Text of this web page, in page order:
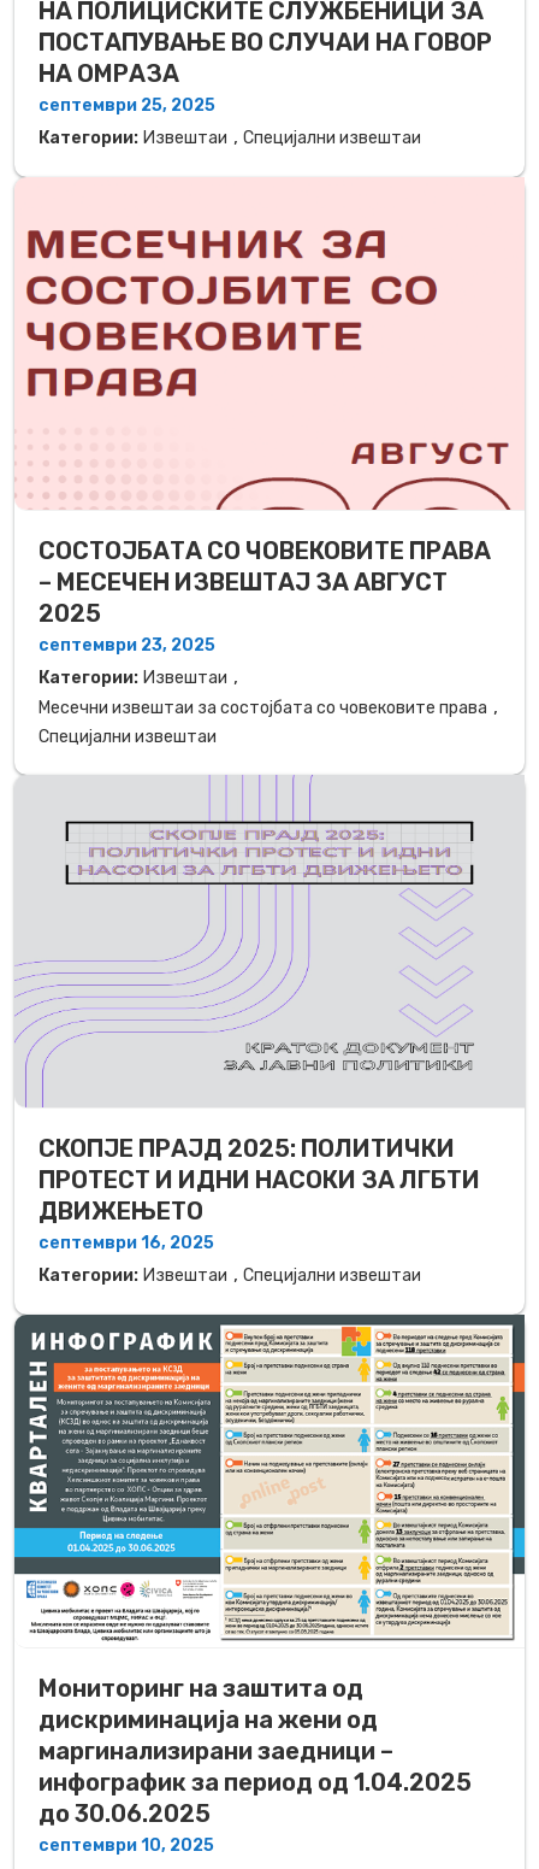
НА ПОЛИЦИСКИТЕ СЛУЖБЕНИЦИ ЗА
ПОСТАПУВАЊЕ ВО СЛУЧАИ НА ГОВОР
НА ОМРАЗА
септември 25, 2025
Категории: Извештаи , Специјални извештаи
СОСТОЈБАТА СО ЧОВЕКОВИТЕ ПРАВА
– МЕСЕЧЕН ИЗВЕШТАЈ ЗА АВГУСТ
2025
септември 23, 2025
Категории: Извештаи ,
Месечни извештаи за состојбата со човековите права ,
Специјални извештаи
СКОПЈЕ ПРАЈД 2025: ПОЛИТИЧКИ
ПРОТЕСТ И ИДНИ НАСОКИ ЗА ЛГБТИ
ДВИЖЕЊЕТO
септември 16, 2025
Категории: Извештаи , Специјални извештаи
Мониторинг на заштита од
дискриминација на жени од
маргинализирани заедници –
инфографик за период од 1.04.2025
до 30.06.2025
септември 10, 2025